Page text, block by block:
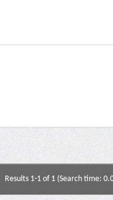
Results 1-1 of 1 (Search time: